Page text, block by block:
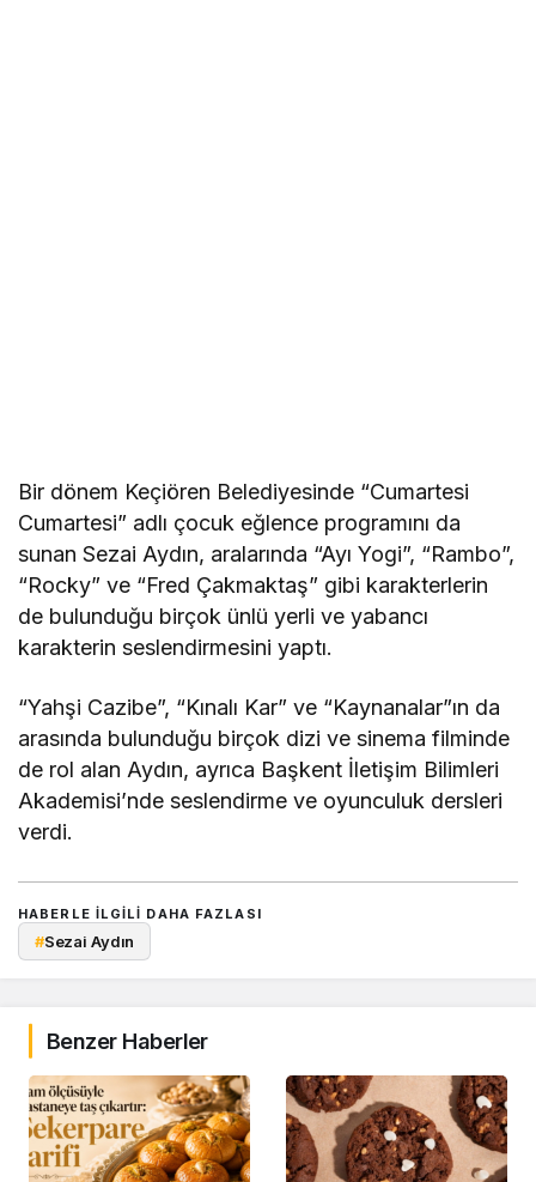
Bir dönem Keçiören Belediyesinde “Cumartesi
Cumartesi” adlı çocuk eğlence programını da
sunan Sezai Aydın, aralarında “Ayı Yogi”, “Rambo”,
“Rocky” ve “Fred Çakmaktaş” gibi karakterlerin
de bulunduğu birçok ünlü yerli ve yabancı
karakterin seslendirmesini yaptı.
“Yahşi Cazibe”, “Kınalı Kar” ve “Kaynanalar”ın da
arasında bulunduğu birçok dizi ve sinema filminde
de rol alan Aydın, ayrıca Başkent İletişim Bilimleri
Akademisi’nde seslendirme ve oyunculuk dersleri
verdi.
HABERLE ILGILI DAHA FAZLASI
#Sezai Aydın
Benzer Haberler